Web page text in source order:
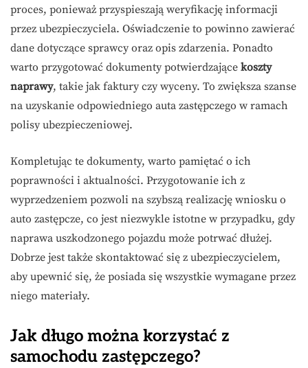
proces, ponieważ przyspieszają weryfikację informacji
przez ubezpieczyciela. Oświadczenie to powinno zawierać
dane dotyczące sprawcy oraz opis zdarzenia. Ponadto
warto przygotować dokumenty potwierdzające koszty
naprawy, takie jak faktury czy wyceny. To zwiększa szanse
na uzyskanie odpowiedniego auta zastępczego w ramach
polisy ubezpieczeniowej.
Kompletując te dokumenty, warto pamiętać o ich
poprawności i aktualności. Przygotowanie ich z
wyprzedzeniem pozwoli na szybszą realizację wniosku o
auto zastępcze, co jest niezwykle istotne w przypadku, gdy
naprawa uszkodzonego pojazdu może potrwać dłużej.
Dobrze jest także skontaktować się z ubezpieczycielem,
aby upewnić się, że posiada się wszystkie wymagane przez
niego materiały.
Jak długo można korzystać z
samochodu zastępczego?